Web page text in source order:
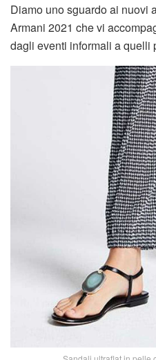
Diamo uno sguardo ai nuovi
Armani 2021 che vi
dagli eventi informali a quelli